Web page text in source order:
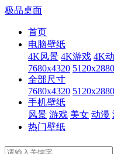
极品桌面
首页
电脑壁纸
4K风景 4K游戏 4K
7680x4320 5120x2880
全部尺寸
7680x4320 5120x2880
手机壁纸
风景 游戏 美女 动漫
热门壁纸